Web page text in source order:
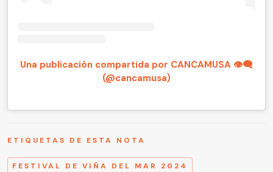
Una publicación compartida por CANCAMUSA 👁‍🗨
(@cancamusa)
ETIQUETAS DE ESTA NOTA
FESTIVAL DE VIÑA DEL MAR 2024